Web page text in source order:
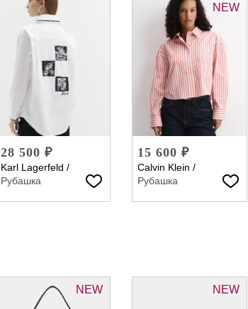
28 500 ₽
Karl Lagerfeld /
Рубашка
NEW
15 600 ₽
Calvin Klein /
Рубашка
NEW NEW